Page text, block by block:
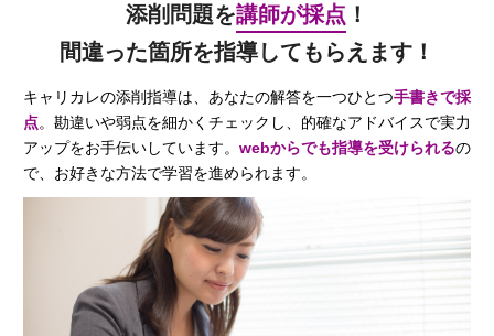
添削問題を講師が採点 ！
間違った箇所を指導してもらえます！
キャリカレの添削指導は、あなたの解答を一つひとつ手書きで採
点。勘違いや弱点を細かくチェックし、的確なアドバイスで実力
アップをお手伝いしています。 webからでも指導を受けられるの
で、お好きな方法で学習を進められます。